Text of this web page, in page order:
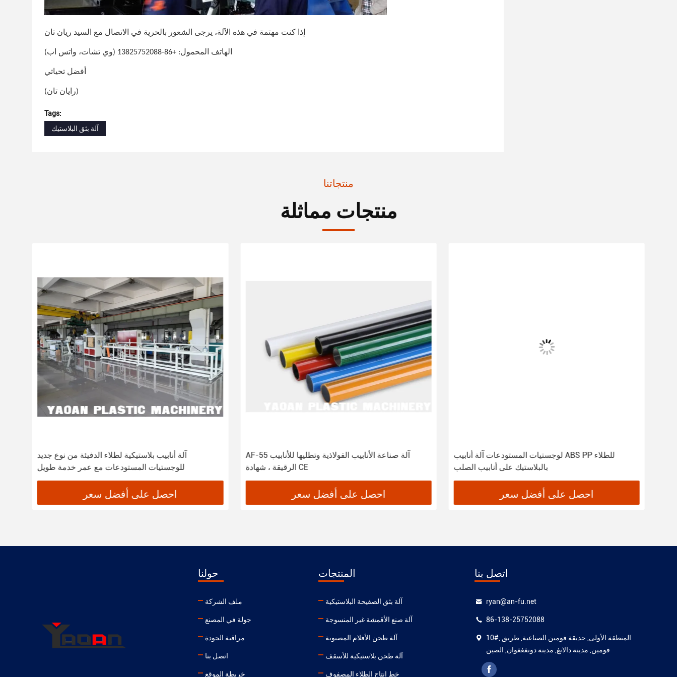
إذا كنت مهتمة في هذه الآلة، يرجى الشعور بالحرية في الاتصال مع السيد ريان تان
الهاتف المحمول: +86-13825752088 (وي تشات، واتس اب)
أفضل تحياتي
(رايان تان)
Tags:
آلة بثق البلاستيك
منتجاتنا
منتجات مماثلة
آلة أنابيب بلاستيكية لطلاء الدفيئة من نوع جديد
للوجستيات المستودعات مع عمر خدمة طويل
احصل على أفضل سعر
AF-55 آلة صناعة الأنابيب الفولاذية وتطليها للأنابيب
الرقيقة ، شهادة CE
احصل على أفضل سعر
لوجستيات المستودعات آلة أنابيب ABS PP للطلاء
بالبلاستيك على أنابيب الصلب
احصل على أفضل سعر
حولنا
ملف الشركة
جولة في المصنع
مراقبة الجودة
اتصل بنا
خريطة الموقع
المنتجات
آلة بثق الصفيحة البلاستيكية
آلة صنع الأقمشة غير المنسوجة
آلة طحن الأفلام المصبوبة
آلة طحن بلاستيكية للأسقف
خط إنتاج الطلاء المصفوف
اتصل بنا
ryan@an-fu.net
86-138-25752088
10#, المنطقة الأولى, حديقة فومين الصناعية, طريق
فومين, مدينة دالانغ, مدينة دونغغغوان, الصين